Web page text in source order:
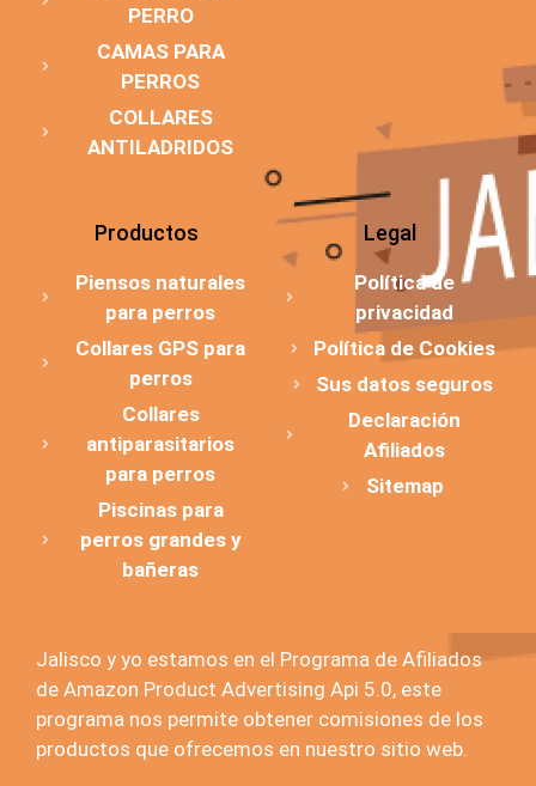
PERRO
CAMAS PARA
PERROS
COLLARES
ANTILADRIDOS
Productos
Piensos naturales
para perros
Collares GPS para
perros
Collares
antiparasitarios
para perros
Piscinas para
perros grandes y
bañeras
Legal
Política de
privacidad
Política de Cookies
Sus datos seguros
Declaración
Afiliados
Sitemap
Jalisco y yo estamos en el Programa de Afiliados
de Amazon Product Advertising Api 5.0, este
programa nos permite obtener comisiones de los
productos que ofrecemos en nuestro sitio web.